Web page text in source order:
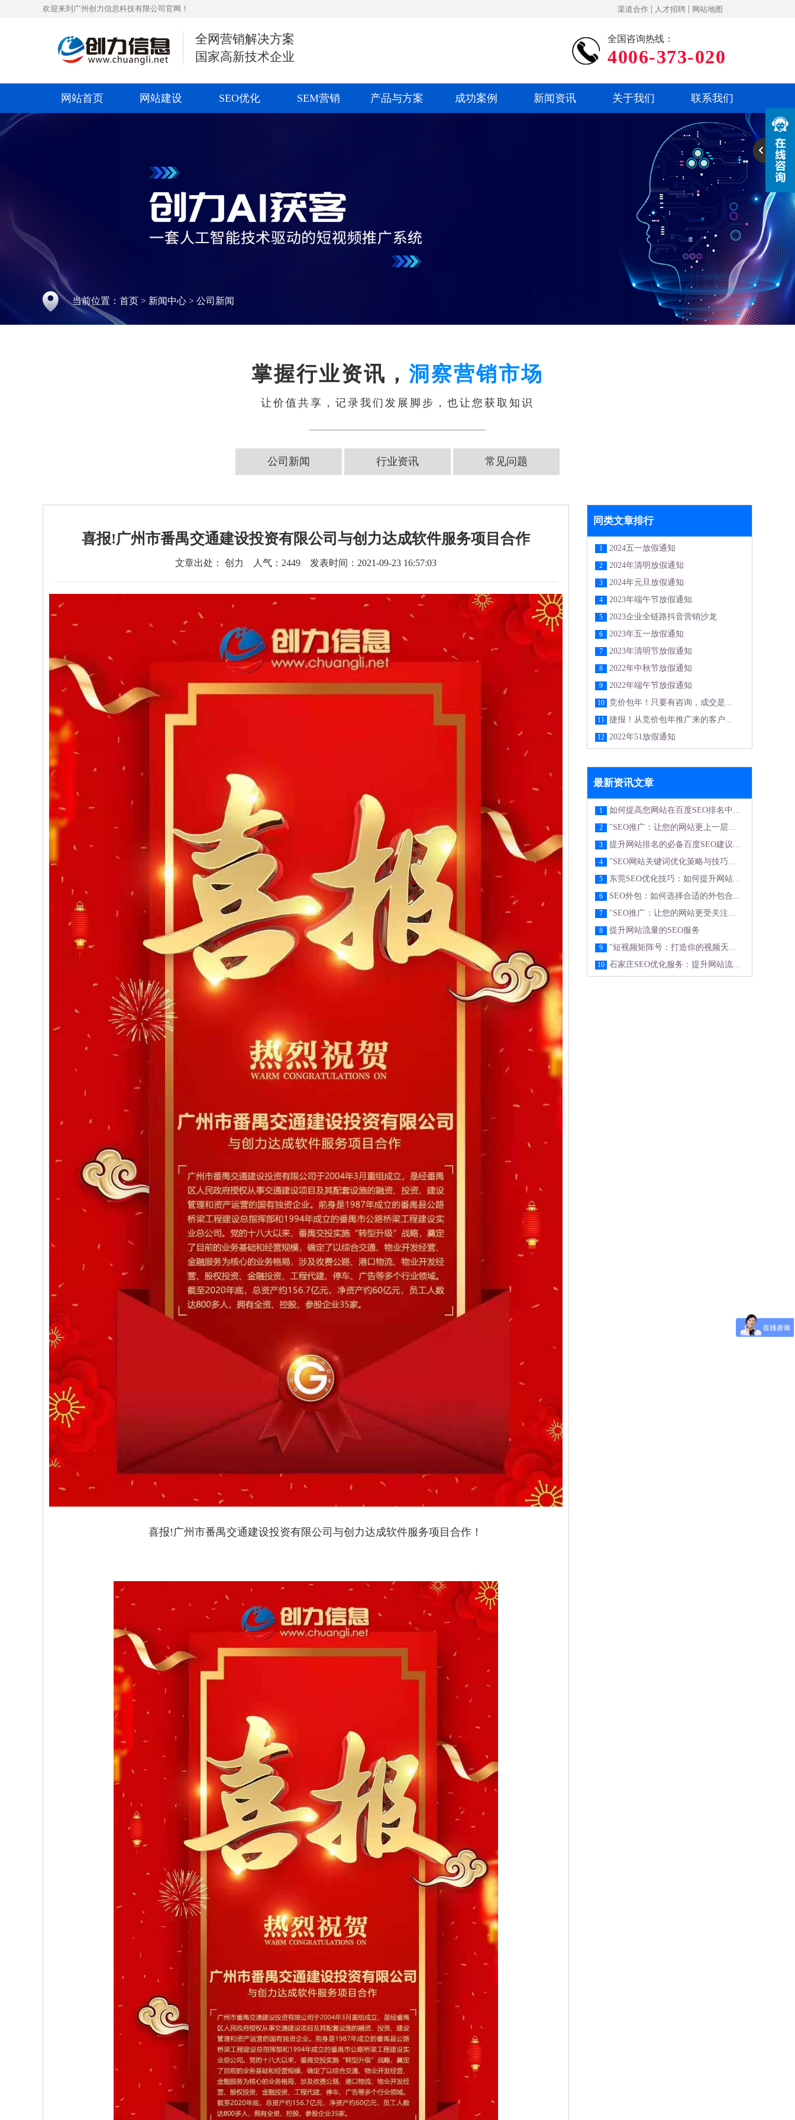
欢迎来到广州创力信息科技有限公司官网！ 渠道合作 | 人才招聘 | 网站地图
全网营销解决方案
国家高新技术企业
全国咨询热线：
4006-373-020
网站首页 网站建设 SEO优化 SEM营销 产品与方案 成功案例 新闻资讯 关于我们 联系我们
当前位置： 首页 > 新闻中心 > 公司新闻
掌握行业资讯， 洞察营销市场
让价值共享，记录我们发展脚步，也让您获取知识
公司新闻 行业资讯 常见问题
喜报!广州市番禺交通建设投资有限公司与创力达成软件服务项目合作
文章出处： 创力 人气： 2449 发表时间：2021-09-23 16:57:03
喜报!广州市番禺交通建设投资有限公司与创力达成软件服务项目合作！
同类文章排行
1 2024五一放假通知
2 2024年清明放假通知
3 2024年元旦放假通知
4 2023年端午节放假通知
5 2023企业全链路抖音营销沙龙
6 2023年五一放假通知
7 2023年清明节放假通知
8 2022年中秋节放假通知
9 2022年端午节放假通知
10 竞价包年！只要有咨询，成交是...
11 捷报！从竞价包年推广来的客户...
12 2022年51放假通知
最新资讯文章
1 如何提高您网站在百度SEO排名中...
2 "SEO推广：让您的网站更上一层...
3 提升网站排名的必备百度SEO建议...
4 "SEO网站关键词优化策略与技巧...
5 东莞SEO优化技巧：如何提升网站...
6 SEO外包：如何选择合适的外包合...
7 "SEO推广：让您的网站更受关注...
8 提升网站流量的SEO服务
9 "短视频矩阵号：打造你的视频天...
10 石家庄SEO优化服务：提升网站流...